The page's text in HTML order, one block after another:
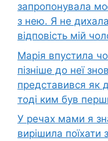
запропонувала
з нею. Я не
відповість мій
Марія впустила
пізніше до неї
представився як
тоді ким був
У речах мами я
вирішила поїхати